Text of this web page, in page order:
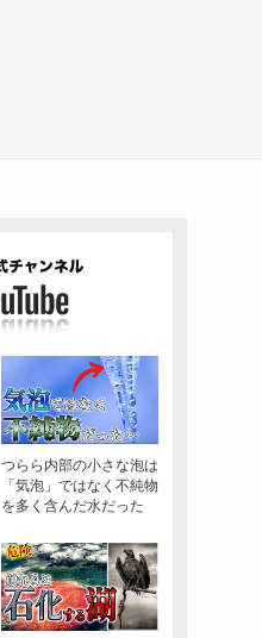
つらら内部の小さな泡は
「気泡」ではなく不純物
を多く含んだ水だった